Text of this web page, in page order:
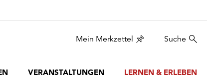
Mein Merkzettel Suche
VERANSTALTUNGEN LERNEN & ERLEBEN